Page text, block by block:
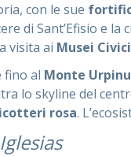
con le sue
di Sant’Efisio e
visita ai Musei Civici
fino al Monte Urpinu
lo skyline del
rosa.